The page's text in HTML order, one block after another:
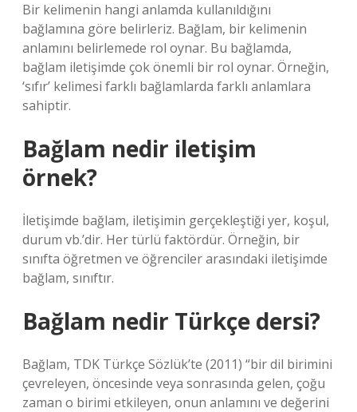
Bir kelimenin hangi anlamda kullanıldığını
bağlamına göre belirleriz. Bağlam, bir kelimenin
anlamını belirlemede rol oynar. Bu bağlamda,
bağlam iletişimde çok önemli bir rol oynar. Örneğin,
‘sıfır’ kelimesi farklı bağlamlarda farklı anlamlara
sahiptir.
Bağlam nedir iletişim
örnek?
İletişimde bağlam, iletişimin gerçekleştiği yer, koşul,
durum vb.’dir. Her türlü faktördür. Örneğin, bir
sınıfta öğretmen ve öğrenciler arasındaki iletişimde
bağlam, sınıftır.
Bağlam nedir Türkçe dersi?
Bağlam, TDK Türkçe Sözlük’te (2011) “bir dil birimini
çevreleyen, öncesinde veya sonrasında gelen, çoğu
zaman o birimi etkileyen, onun anlamını ve değerini